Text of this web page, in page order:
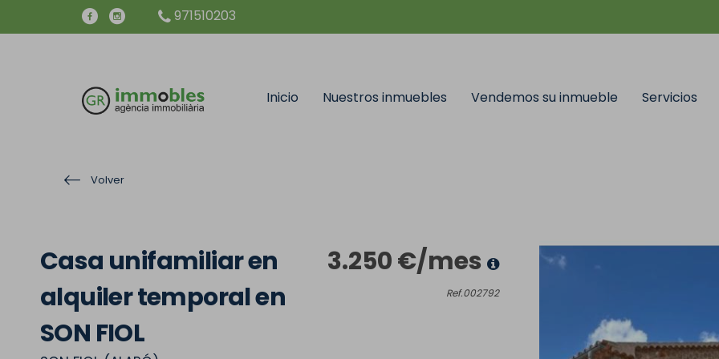
971510203
Inicio Nuestros inmuebles Vendemos su inmueble Servicios
Volver
Casa unifamiliar en
alquiler temporal en
SON FIOL
3.250 €/mes
Ref.002792